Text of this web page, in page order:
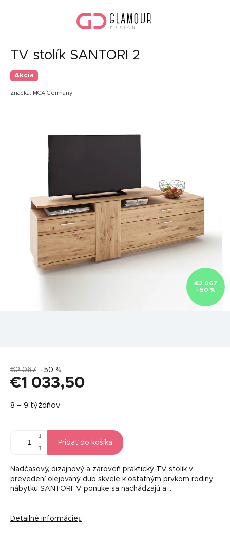
TV stolík SANTORI 2
Akcia
Značka: MCA Germany
€2 067
–50 %
€2 067 –50 %
€1 033,50
cena:
8 – 9 týždňov
Pridať do košíka
Nadčasový, dizajnový a zároveň praktický TV stolík v
prevedení olejovaný dub skvele k ostatným prvkom rodiny
nábytku SANTORI. V ponuke sa nachádzajú a …
Detailné informácie